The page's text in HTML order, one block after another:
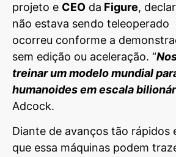
projeto e CEO da Figure,
não estava sendo teleoperado
ocorreu conforme a
sem edição ou aceleração. “
treinar um modelo mundial
humanoides em escala
Adcock.
Diante de avanços tão rápidos
que essa máquinas podem